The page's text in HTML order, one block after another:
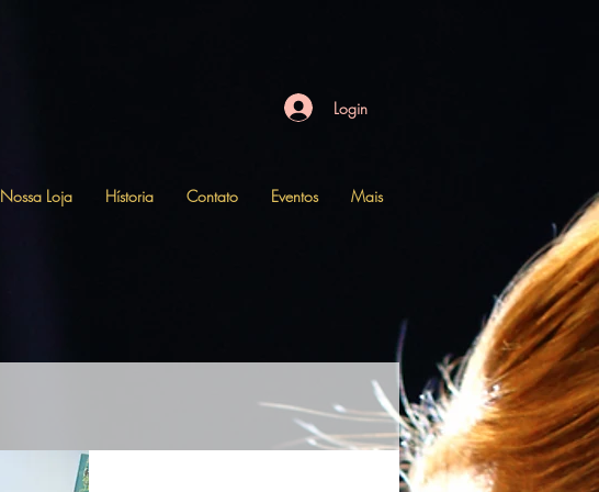
Login
Nossa Loja Hístoria Contato Eventos Mais